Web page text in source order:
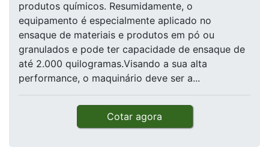
produtos químicos. Resumidamente, o
equipamento é especialmente aplicado no
ensaque de materiais e produtos em pó ou
granulados e pode ter capacidade de ensaque de
até 2.000 quilogramas.Visando a sua alta
performance, o maquinário deve ser a...
Cotar agora